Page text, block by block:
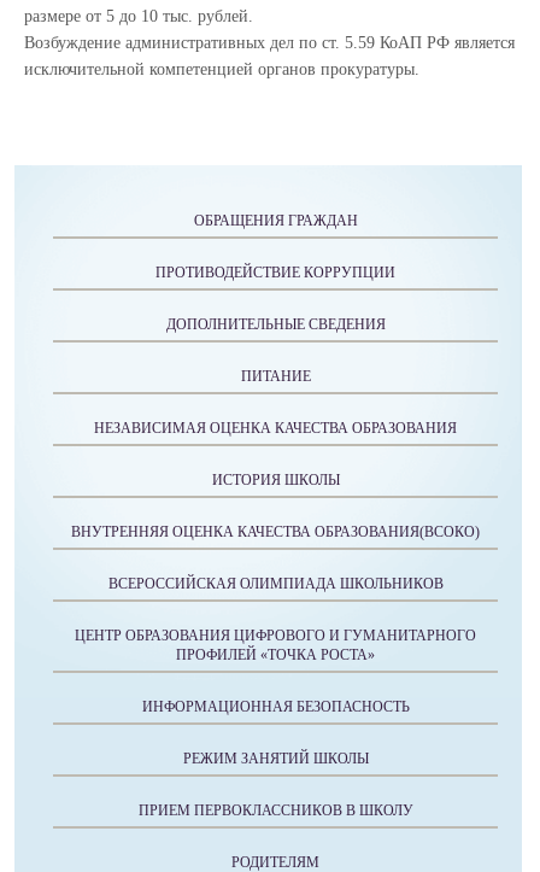
размере от 5 до 10 тыс. рублей.
Возбуждение административных дел по ст. 5.59 КоАП РФ является
исключительной компетенцией органов прокуратуры.
ОБРАЩЕНИЯ ГРАЖДАН
ПРОТИВОДЕЙСТВИЕ КОРРУПЦИИ
ДОПОЛНИТЕЛЬНЫЕ СВЕДЕНИЯ
ПИТАНИЕ
НЕЗАВИСИМАЯ ОЦЕНКА КАЧЕСТВА ОБРАЗОВАНИЯ
ИСТОРИЯ ШКОЛЫ
ВНУТРЕННЯЯ ОЦЕНКА КАЧЕСТВА ОБРАЗОВАНИЯ(ВСОКО)
ВСЕРОССИЙСКАЯ ОЛИМПИАДА ШКОЛЬНИКОВ
ЦЕНТР ОБРАЗОВАНИЯ ЦИФРОВОГО И ГУМАНИТАРНОГО
ПРОФИЛЕЙ «ТОЧКА РОСТА»
ИНФОРМАЦИОННАЯ БЕЗОПАСНОСТЬ
РЕЖИМ ЗАНЯТИЙ ШКОЛЫ
ПРИЕМ ПЕРВОКЛАССНИКОВ В ШКОЛУ
РОДИТЕЛЯМ